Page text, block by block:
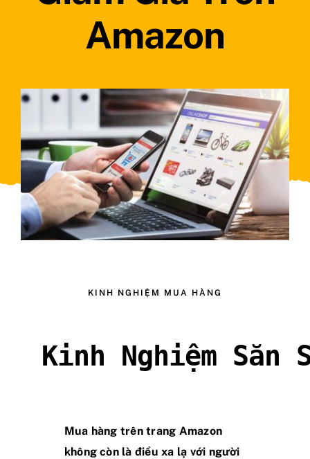
Amazon
KINH NGHIỆM MUA HÀNG
Kinh Nghiệm Săn
Mua hàng trên trang Amazon
không còn là điều xa lạ với người